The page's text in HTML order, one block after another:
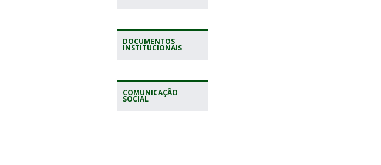
DOCUMENTOS
INSTITUCIONAIS
COMUNICAÇÃO
SOCIAL